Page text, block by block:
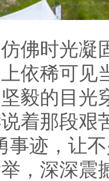
时光凝
依稀可见
毅的目光
着那段艰
事迹，让
，深深震